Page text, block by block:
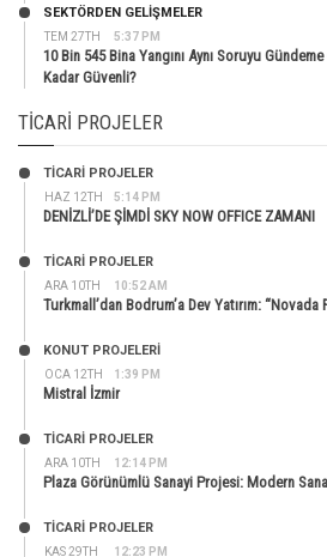
TEM 27TH 5:37 PM
SEKTÖRDEN GELIŞMELER
10 Bin 545 Bina Yangını Aynı Soruyu
Kadar Güvenli?
TICARI PROJELER
HAZ 12TH 5:14 PM
TİCARİ PROJELER
DENİZLİ’DE ŞİMDİ SKY NOW OFFICE ZAMANI
ARA 10TH 10:52 AM
TİCARİ PROJELER
Turkmall’dan Bodrum’a Dev Yatırım: “Novada
OCA 12TH 1:39 PM
KONUT PROJELERI
Mistral İzmir
ARA 10TH 12:14 PM
TİCARİ PROJELER
Plaza Görünümlü Sanayi Projesi: Modern
KAS 29TH 12:23 PM
TİCARİ PROJELER